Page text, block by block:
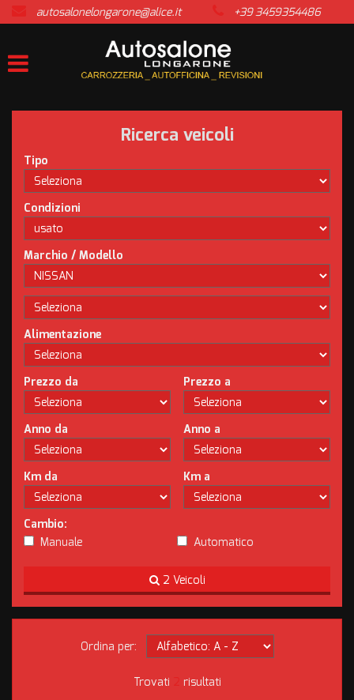
HOME
LISTA VEICOLI
ACQUISTIAMO USATO
ASSISTENZA
CONTATTI
NEWS
AREA COMMERCIANTI
autosalonelongarone@alice.it +39 3459354486
Ricerca veicoli
Tipo
Condizioni
Marchio / Modello
Alimentazione
Prezzo da Prezzo a
Anno da Anno a
Km da Km a
Cambio:
Manuale
Automatico
2 Veicoli
Ordina per:
Trovati risultati